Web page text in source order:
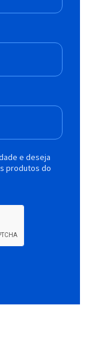
e deseja
produtos do